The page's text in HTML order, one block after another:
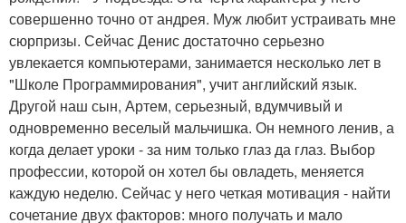
совершенно точно от андрея. Муж любит устраивать мне
сюрпризы. Сейчас Денис достаточно серьезно
увлекается компьютерами, занимается несколько лет в
"Школе Программирования", учит английский язык.
Другой наш сын, Артем, серьезный, вдумчивый и
одновременно веселый мальчишка. Он немного ленив, а
когда делает уроки - за ним только глаз да глаз. Выбор
профессии, которой он хотел бы овладеть, меняется
каждую неделю. Сейчас у него четкая мотивация - найти
сочетание двух факторов: много получать и мало